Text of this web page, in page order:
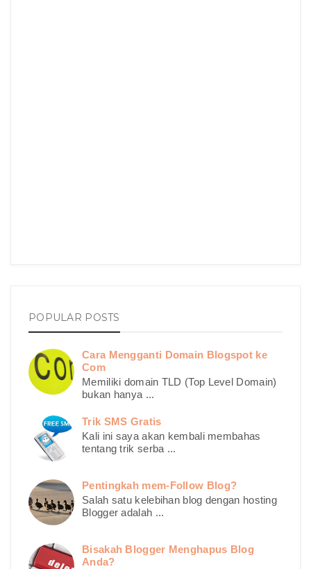
POPULAR POSTS
Cara Mengganti Domain Blogspot ke
Com
Memiliki domain TLD (Top Level Domain)
bukan hanya ...
Trik SMS Gratis
Kali ini saya akan kembali membahas
tentang trik serba ...
Pentingkah mem-Follow Blog?
Salah satu kelebihan blog dengan hosting
Blogger adalah ...
Bisakah Blogger Menghapus Blog
Anda?